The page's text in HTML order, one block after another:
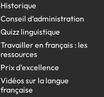
Historique
Conseil d’administration
Quizz linguistique
Travailler en français : les
ressources
Prix d’excellence
Vidéos sur la langue
française